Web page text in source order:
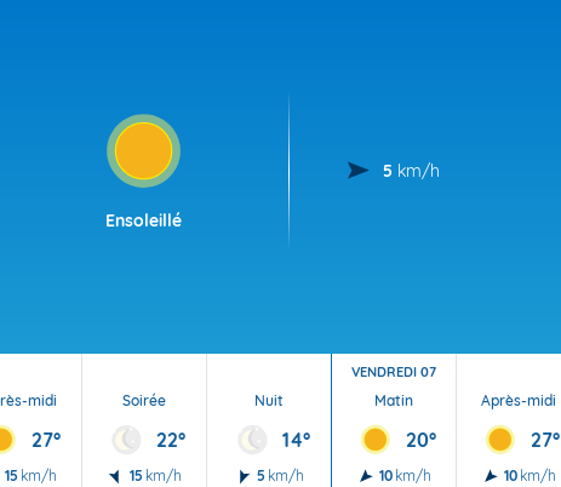
Ensoleillé
5 km/h
midi
27°
15 km/h
Soirée
22°
15 km/h
Nuit
14°
5 km/h
VENDREDI 07
Matin
20°
10 km/h
Après-midi
27°
10 km/h